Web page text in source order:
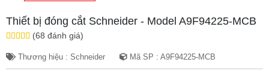
Thiết bị đóng cắt Schneider - Model A9F94225-MCB
(68 đánh giá)
Thương hiệu : Schneider Mã SP : A9F94225-MCB